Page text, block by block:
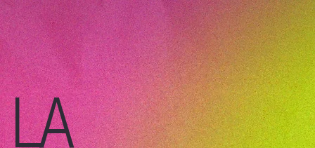
LA